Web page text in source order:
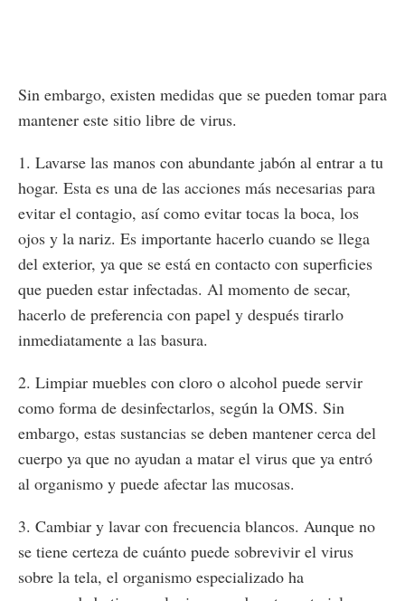
Sin embargo, existen medidas que se pueden tomar para
mantener este sitio libre de virus.
1. Lavarse las manos con abundante jabón al entrar a tu
hogar. Esta es una de las acciones más necesarias para
evitar el contagio, así como evitar tocas la boca, los
ojos y la nariz. Es importante hacerlo cuando se llega
del exterior, ya que se está en contacto con superficies
que pueden estar infectadas. Al momento de secar,
hacerlo de preferencia con papel y después tirarlo
inmediatamente a las basura.
2. Limpiar muebles con cloro o alcohol puede servir
como forma de desinfectarlos, según la OMS. Sin
embargo, estas sustancias se deben mantener cerca del
cuerpo ya que no ayudan a matar el virus que ya entró
al organismo y puede afectar las mucosas.
3. Cambiar y lavar con frecuencia blancos. Aunque no
se tiene certeza de cuánto puede sobrevivir el virus
sobre la tela, el organismo especializado ha